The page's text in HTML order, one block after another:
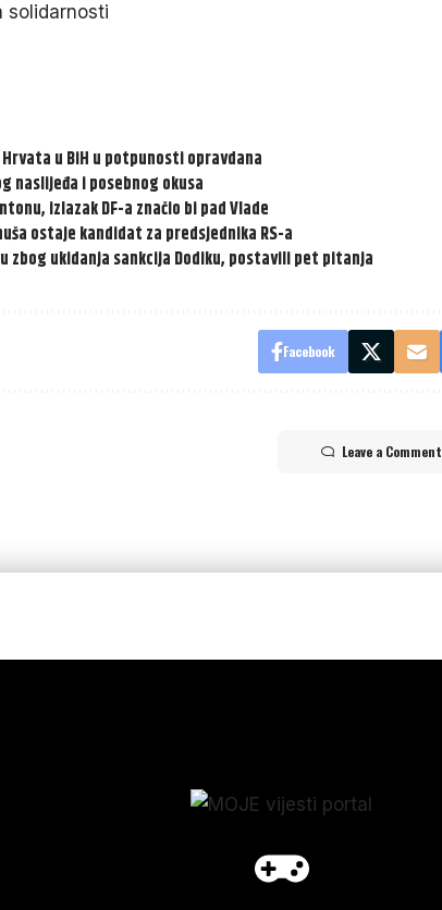
solidarnosti
u BiH u potpunosti opravdana
naslijeđa i posebnog okusa
izlazak DF-a značio bi pad Vlade
ostaje kandidat za predsjednika RS-a
zbog ukidanja sankcija Dodiku, postavili pet pitanja
Facebook
Leave a Comment